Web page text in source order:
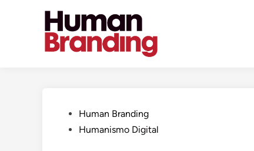
Publicado
en
Human Branding
Humanismo Digital